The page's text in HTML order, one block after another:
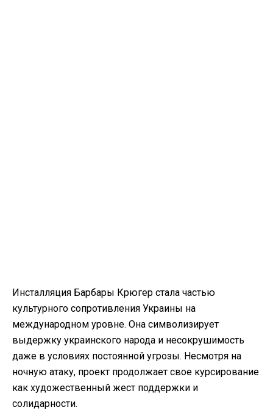
Инсталляция Барбары Крюгер стала частью
культурного сопротивления Украины на
международном уровне. Она символизирует
выдержку украинского народа и несокрушимость
даже в условиях постоянной угрозы. Несмотря на
ночную атаку, проект продолжает свое курсирование
как художественный жест поддержки и
солидарности.